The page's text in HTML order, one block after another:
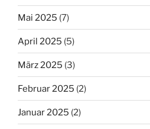
Mai 2025 (7)
April 2025 (5)
März 2025 (3)
Februar 2025 (2)
Januar 2025 (2)